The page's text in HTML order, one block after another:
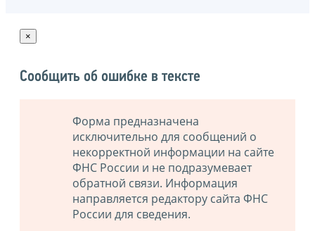
×
Сообщить об ошибке в тексте
Форма предназначена
исключительно для сообщений о
некорректной информации на сайте
ФНС России и не подразумевает
обратной связи. Информация
направляется редактору сайта ФНС
России для сведения.